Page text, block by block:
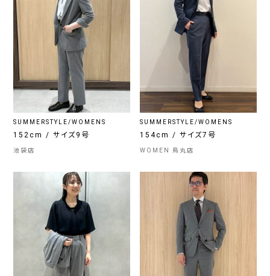
SUMMERSTYLE/WOMENS
152cm / サイズ9号
池袋店
SUMMERSTYLE/WOMENS
154cm / サイズ7号
WOMEN 烏丸店